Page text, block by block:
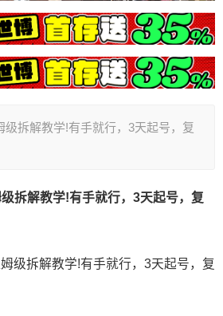
级拆解教学!有手就行，3天起号，复
拆解教学!有手就行，3天起号，复